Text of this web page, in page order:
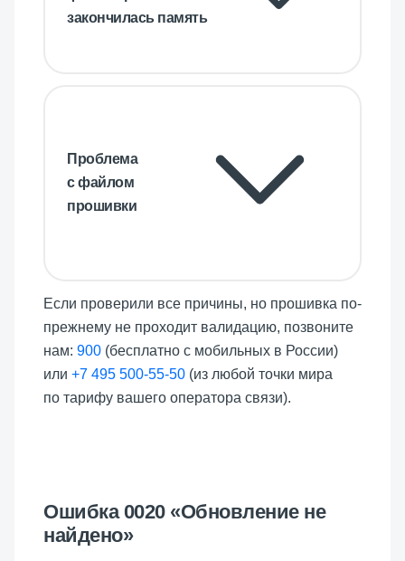
закончилась память
Проблема
с файлом
прошивки
Если проверили все причины, но прошивка по-
прежнему не проходит валидацию, позвоните
нам: 900 (бесплатно с мобильных в России)
или +7 495 500-55-50 (из любой точки мира
по тарифу вашего оператора связи).
Ошибка 0020 «Обновление не
найдено»